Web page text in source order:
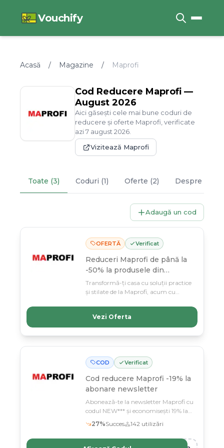
Vouchify
Acasă / Magazine / Maprofi
Cod Reducere Maprofi —
August 2026
Aici găsești cele mai bune coduri de
reducere și oferte Maprofi , verificate
azi7 august 2026
Vizitează Maprofi
Toate (3) Coduri (1) Oferte (2) Despre
Adaugă un cod
OFERTĂ Verificat
Reduceri Maprofi de până la
-50% la produsele din
selecție
Transformă-ți casa cu soluții practice
și stilate de la Maprofi, acum cu
până pe 11 martie – oferta nu stă
mult timp!
Vezi Oferta
COD Verificat
Cod reducere Maprofi -19% la
abonare newsletter
Abonează-te la newsletter Maprofi cu
codul NEW*** și economisești 19% la
soluțiile practice pentru casa ta
27%Succes 142 utilizări